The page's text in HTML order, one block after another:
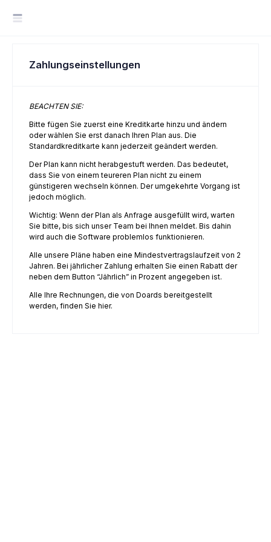
Zahlungseinstellungen
BEACHTEN SIE:
Bitte fügen Sie zuerst eine Kreditkarte hinzu und ändern
oder wählen Sie erst danach Ihren Plan aus. Die
Standardkreditkarte kann jederzeit geändert werden.
Der Plan kann nicht herabgestuft werden. Das bedeutet,
dass Sie von einem teureren Plan nicht zu einem
günstigeren wechseln können. Der umgekehrte Vorgang ist
jedoch möglich.
Wichtig: Wenn der Plan als Anfrage ausgefüllt wird, warten
Sie bitte, bis sich unser Team bei Ihnen meldet. Bis dahin
wird auch die Software problemlos funktionieren.
Alle unsere Pläne haben eine Mindestvertragslaufzeit von 2
Jahren. Bei jährlicher Zahlung erhalten Sie einen Rabatt der
neben dem Button “Jährlich” in Prozent angegeben ist.
Alle Ihre Rechnungen, die von Doards bereitgestellt
werden, finden Sie hier.